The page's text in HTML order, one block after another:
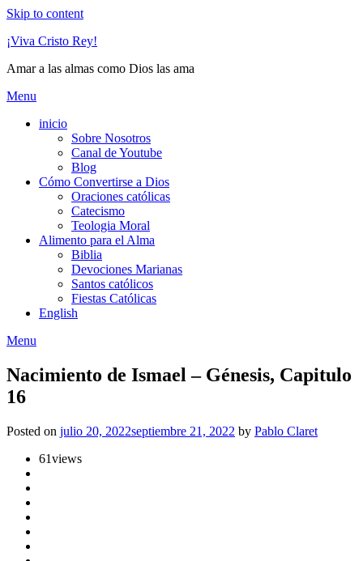
Skip to content
¡Viva Cristo Rey!
Amar a las almas como Dios las ama
Menu
inicio
Sobre Nosotros
Canal de Youtube
Blog
Cómo Convertirse a Dios
Oraciones católicas
Catecismo
Teologia Moral
Alimento para el Alma
Biblia
Devociones Marianas
Santos católicos
Fiestas Católicas
English
Menu
Nacimiento de Ismael – Génesis, Capitulo
16
Posted on julio 20, 2022septiembre 21, 2022 by Pablo Claret
61views